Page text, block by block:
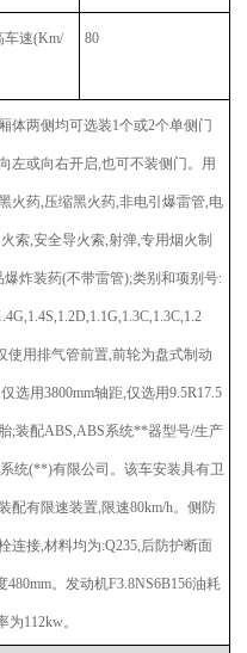
车速(Km/ 80
体两侧均可选装1个或2个单侧门
左或向右开启,也可不装侧门。用
火药,压缩黑火药,非电引爆雷管,电
索,安全导火索,射弹,专用烟火制
炸装药(不带雷管);类别和项别号:
使用排气管前置,前轮为盘式制动
选用3800mm轴距,仅选用9.5R17.5
胎;装配ABS,ABS系统**器型号/生产
统(**)有限公司。该车安装具有卫
配有限速装置,限速80km/h。侧防
连接,材料均为:Q235,后防护断面
480mm。发动机F3.8NS6B156油耗
112kw。